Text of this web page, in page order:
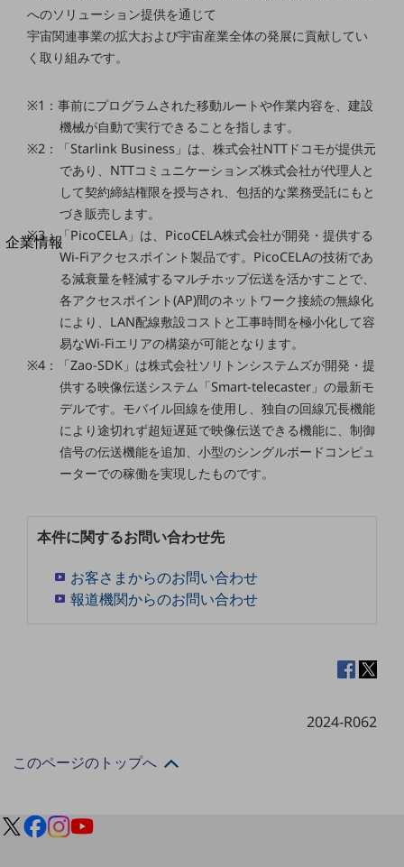
オンラインショップ
モバイル・ICTサービスをオンラインで
相談・申し込みができるバーチャルショップ
サービス・商品を探す
新規会員登録/ログインはこちら
100回線以上のお問い合わせ・お見積りはこちら
別ウィンドウで開きます
企業情報
企業情報TOP
会社案内TOP
社長からのご挨拶
グループ会社
ニュースルームTOP
ニュースリリース
地域からの発表
サステナビリティレポート
へのソリューション提供を通じて
宇宙関連事業の拡大および宇宙産業全体の発展に貢献してい
く取り組みです。
※1：事前にプログラムされた移動ルートや作業内容を、建設
機械が自動で実行できることを指します。
※2：「Starlink Business」は、株式会社NTTドコモが提供元
であり、NTTコミュニケーションズ株式会社が代理人と
して契約締結権限を授与され、包括的な業務受託にもと
づき販売します。
※3：「PicoCELA」は、PicoCELA株式会社が開発・提供する
Wi-Fiアクセスポイント製品です。PicoCELAの技術であ
る減衰量を軽減するマルチホップ伝送を活かすことで、
各アクセスポイント(AP)間のネットワーク接続の無線化
により、LAN配線敷設コストと工事時間を極小化して容
易なWi-Fiエリアの構築が可能となります。
※4：「Zao-SDK」は株式会社ソリトンシステムズが開発・提
供する映像伝送システム「Smart-telecaster」の最新モ
デルです。モバイル回線を使用し、独自の回線冗長機能
により途切れず超短遅延で映像伝送できる機能に、制御
信号の伝送機能を追加、小型のシングルボードコンピュ
ーターでの稼働を実現したものです。
本件に関するお問い合わせ先
お客さまからのお問い合わせ
報道機関からのお問い合わせ
2024-R062
このページのトップへ